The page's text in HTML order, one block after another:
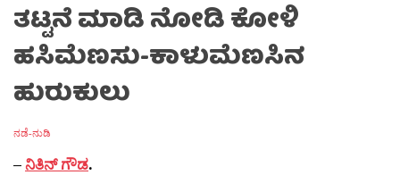
ತಟ್ಟನೆ ಮಾಡಿ ನೋಡಿ ಕೋಳಿ
ಹಸಿಮೆಣಸು-ಕಾಳುಮೆಣಸಿನ
ಹುರುಕುಲು
ನಡೆ-ನುಡಿ
–ನಿತಿನ್ ಗೌಡ.